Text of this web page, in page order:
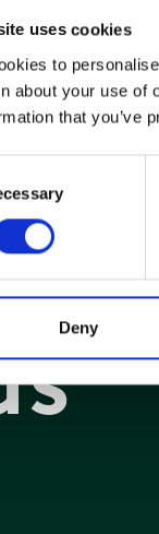
uses cookies
to
about your use of
that you’ve
Deny
2200